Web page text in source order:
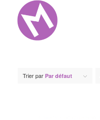
Trier par Par défaut